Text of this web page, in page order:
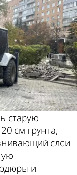
старую
см грунта,
слои
и